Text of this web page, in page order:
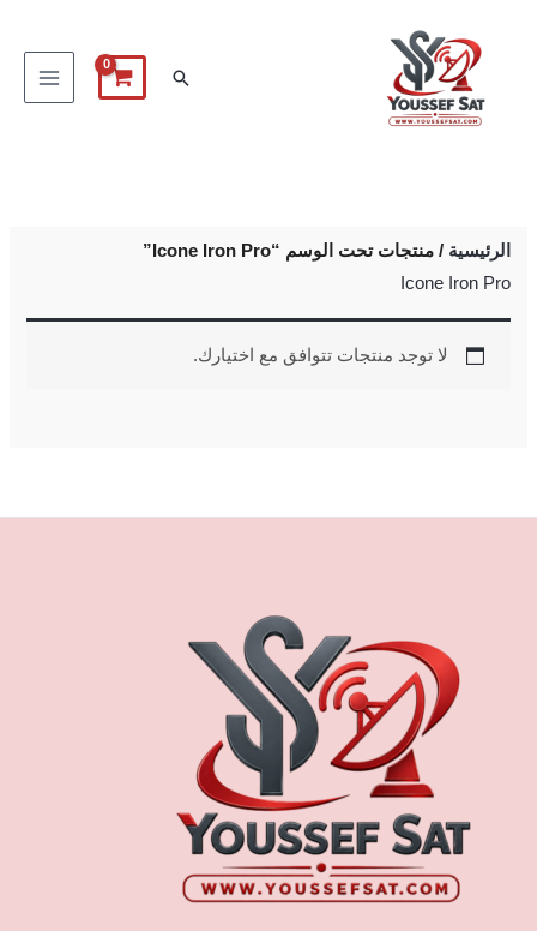
البحث
الرئيسية / منتجات تحت الوسم “Icone Iron Pro”
Icone Iron Pro
لا توجد منتجات تتوافق مع اختيارك.